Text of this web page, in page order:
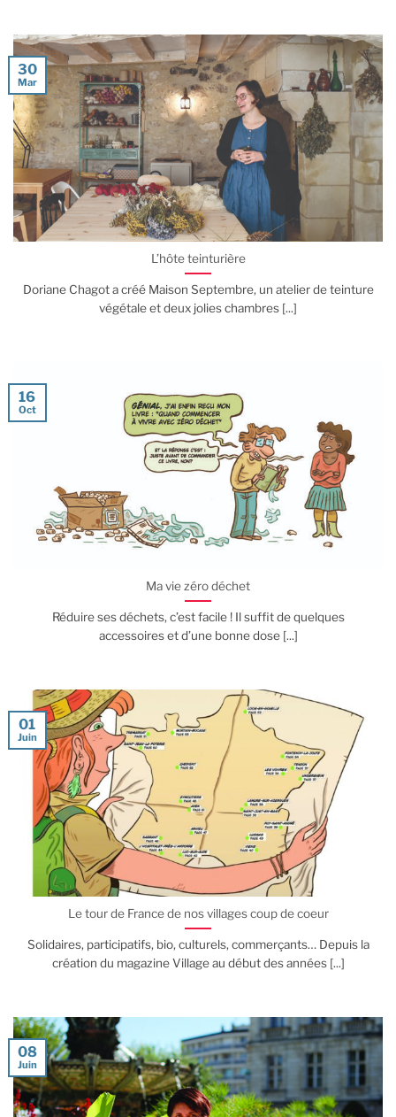
L’hôte teinturière
Doriane Chagot a créé Maison Septembre, un atelier de teinture
végétale et deux jolies chambres [...]
30
Mar
Ma vie zéro déchet
Réduire ses déchets, c’est facile ! Il suffit de quelques
accessoires et d’une bonne dose [...]
16
Oct
Le tour de France de nos villages coup de coeur
Solidaires, participatifs, bio, culturels, commerçants… Depuis la
création du magazine Village au début des années [...]
01
Juin
08
Juin